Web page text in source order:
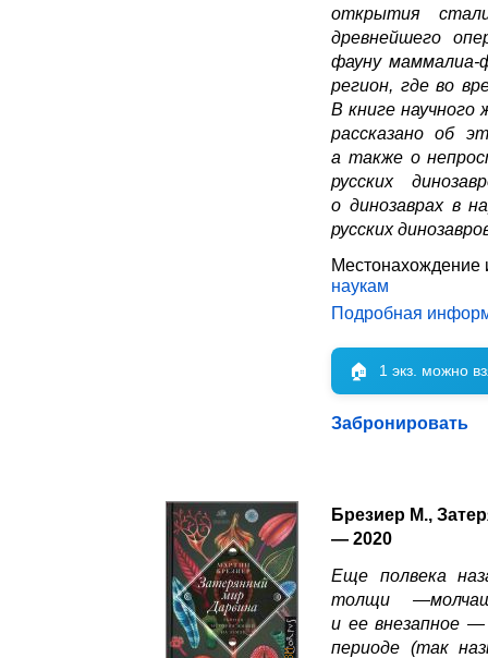
открытия
древнейшего
фауну маммалиа-
регион, где во
В книге научного
рассказано об
а также о
русских
о динозаврах в
русских
Местонахождение
наукам
Подробная
🏠 1 экз. можно
Забронировать
Брезиер М.,
— 2020
Еще полвека
толщи
и ее внезапное —
периоде (так